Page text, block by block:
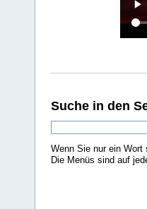
Suche in den
Wenn Sie nur ein
Die Menüs sind auf